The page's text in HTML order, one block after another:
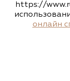
https://
онлайн